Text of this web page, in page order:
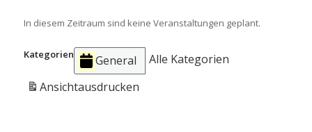
In diesem Zeitraum sind keine Veranstaltungen geplant.
Kategorien General
Alle Kategorien
Ansichtausdrucken